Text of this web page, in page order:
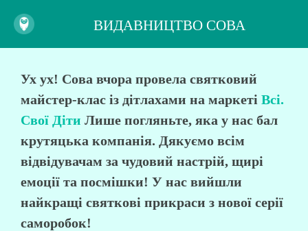
ВИДАВНИЦТВО СОВА
Ух ух! Сова вчора провела святковий
майстер-клас із дітлахами на маркеті Всі.
Свої Діти Лише погляньте, яка у нас бал
крутяцька компанія. Дякуємо всім
відвідувачам за чудовий настрій, щирі
емоції та посмішки! У нас вийшли
найкращі святкові прикраси з нової серії
саморобок!